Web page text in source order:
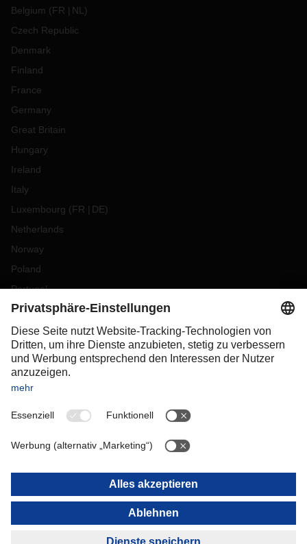
Belgium (FR NL )
Czech Republic
Denmark
Finland
France
Germany
Great Britain
Hungary
Ireland
Italy
Luxembourg (FR DE)
Netherlands
Norway
Poland
Portugal
Romania
Slovakia
Spain
Sweden
Switzerland
OCEANIA